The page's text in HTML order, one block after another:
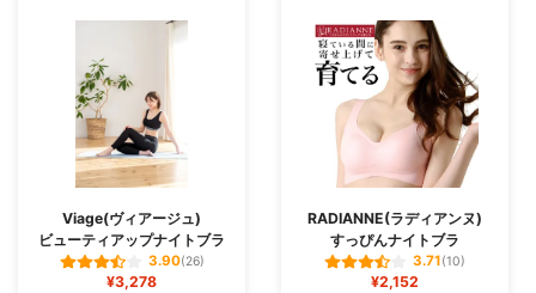
Viage(ヴィアージュ)
ビューティアップナイトブラ
3.90(26)
¥3,278
RADIANNE(ラディアンヌ)
すっぴんナイトブラ
3.71(10)
¥2,152